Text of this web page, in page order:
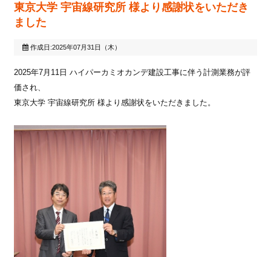
東京大学 宇宙線研究所 様より感謝状をいただき
ました
作成日:2025年07月31日（木）
2025年7月11日 ハイパーカミオカンデ建設工事に伴う計測業務が評
価され、
東京大学 宇宙線研究所 様より感謝状をいただきました。